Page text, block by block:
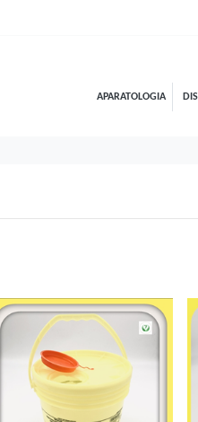
APARATOLOGIA